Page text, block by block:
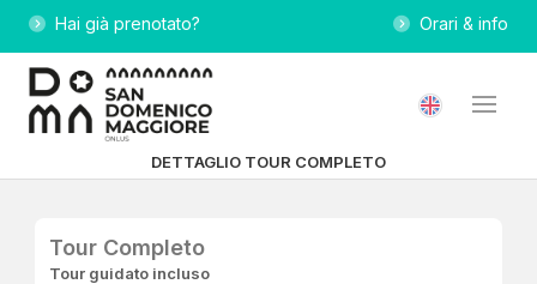
Hai già prenotato? Orari & info
DETTAGLIO TOUR COMPLETO
Tour Completo
Tour guidato incluso